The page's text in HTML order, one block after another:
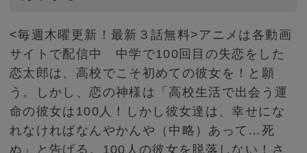
<毎週木曜更新！最新３話無料>アニメは各動画
サイトで配信中 中学で100回目の失恋をした
恋太郎は、高校でこそ初めての彼女を！と願
う。しかし、恋の神様は「高校生活で出会う運
命の彼女は100人！しかし彼女達は、幸せにな
れなければなんやかんや（中略）あって…死
ぬ」と告げる。100人の彼女を脱落しない！さ